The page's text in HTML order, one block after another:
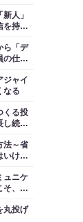
人」
を持っ
ら「デ
の仕事
ジャイ
なる
くる投
し続け
法～省
いけな
ュニケ
そ、最
丸投げ